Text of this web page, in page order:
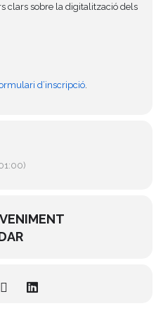
clars sobre la digitalització dels
d’inscripció.